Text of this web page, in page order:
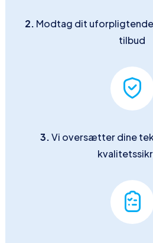
2. Modtag dit
tilbud
3.Vi oversætter dine